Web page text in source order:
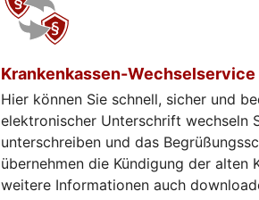
Krankenkassen-Wechselservice
Hier können Sie schnell, sicher und
elektronischer Unterschrift wechseln
unterschreiben und das
übernehmen die Kündigung der alten
weitere Informationen auch